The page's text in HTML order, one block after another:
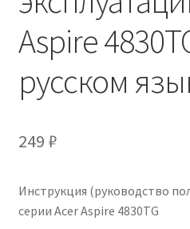
Aspire
русском
249 ₽
Инструкция (руководство
серии Acer Aspire 4830TG